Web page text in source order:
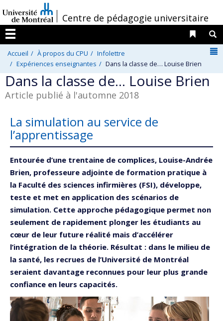
au
contenu
/
Centre de pédagogie universitaire
Menu
Liens
Accueil À propos du CPU
Infolettre
Expériences enseignantes
Dans la classe de… Louise Brien
Dans la classe de… Louise Brien
Article publié à l'automne 2018
La simulation au service de
l’apprentissage
Entourée d’une trentaine de complices, Louise-Andrée
Brien, professeure adjointe de formation pratique à
la Faculté des sciences infirmières (FSI), développe,
teste et met en application des scénarios de
simulation. Cette approche pédagogique permet non
seulement de rapidement plonger les étudiants au
cœur de leur future réalité mais d’accélérer
l’intégration de la théorie. Résultat : dans le milieu de
la santé, les recrues de l’Université de Montréal
seraient davantage reconnues pour leur plus grande
confiance en leurs capacités.